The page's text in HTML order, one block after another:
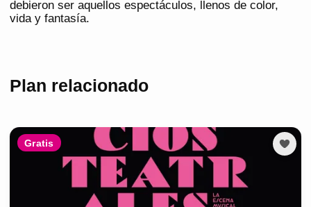
debieron ser aquellos espectáculos, llenos de color,
vida y fantasía.
Plan relacionado
Gratis